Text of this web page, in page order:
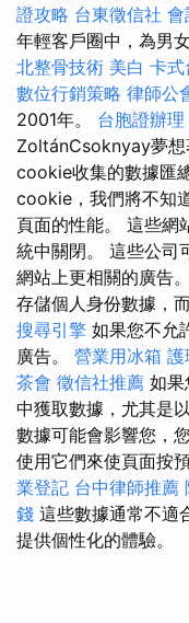
證攻略 台東徵信社 會
年輕客戶圈中，為男
北整骨技術 美白 卡式
數位行銷策略 律師公
2001年。 台胞證辦理
ZoltánCsoknyay夢想
cookie收集的數據匯
cookie，我們將不知
頁面的性能。 這些網
統中關閉。 這些公司
網站上更相關的廣告。
存儲個人身份數據，
搜尋引擎 如果您不允
廣告。 營業用冰箱 護
茶會 徵信社推薦 如果
中獲取數據，尤其是
數據可能會影響您，
使用它們來使頁面按
業登記 台中律師推薦
錢 這些數據通常不適
提供個性化的體驗。